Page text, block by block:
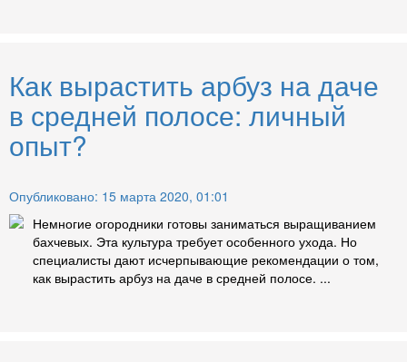
Как вырастить арбуз на даче
в средней полосе: личный
опыт?
Опубликовано: 15 марта 2020, 01:01
Немногие огородники готовы заниматься выращиванием
бахчевых. Эта культура требует особенного ухода. Но
специалисты дают исчерпывающие рекомендации о том,
как вырастить арбуз на даче в средней полосе. ...